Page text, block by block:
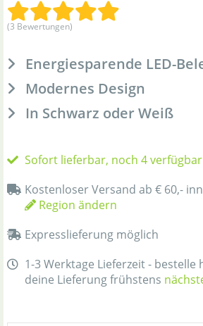
(3 Bewertungen)
Energiesparende LED-
Modernes Design
In Schwarz oder Weiß
Sofort lieferbar, noch 4 verfügbar
Kostenloser Versand ab € 60,-
Region ändern
Expresslieferung möglich
1-3 Werktage Lieferzeit -
deine Lieferung frühstens